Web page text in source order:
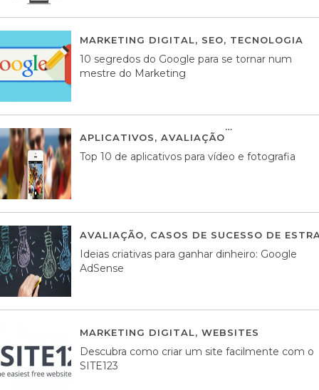
MARKETING DIGITAL, SEO, TECNOLOGIA
10 segredos do Google para se tornar num
mestre do Marketing
APLICATIVOS, AVALIAÇÃO
Top 10 de aplicativos para vídeo e fotografia
AVALIAÇÃO, CASOS DE SUCESSO DE
Ideias criativas para ganhar dinheiro: Google
AdSense
MARKETING DIGITAL, WEBSITES
Descubra como criar um site facilmente com o
SITE123